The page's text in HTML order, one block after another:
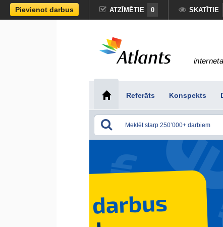
Pievienot darbus ATZĪMĒTIE 0 SKATĪTIE
Referāts Konspekts